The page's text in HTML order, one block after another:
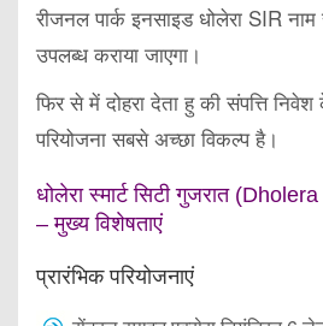
रीजनल पार्क इनसाइड धोलेरा SIR
उपलब्ध कराया जाएगा।
फिर से में दोहरा देता हु की संपत्ति
परियोजना सबसे अच्छा विकल्प है।
धोलेरा स्मार्ट सिटी गुजरात
– मुख्य विशेषताएं
प्रारंभिक परियोजनाएं